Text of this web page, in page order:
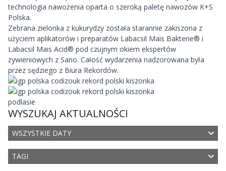
technologia nawożenia oparta o szeroką paletę nawozów K+S
Polska.
Zebrana zielonka z kukurydzy została starannie zakiszona z
użyciem aplikatorów i preparatów Labacsil Mais Bakterie® i
Labacsil Mais Acid® pod czujnym okiem ekspertów
żywieniowych z Sano. Całość wydarzenia nadzorowana była
przez sędziego z Biura Rekordów.
WYSZUKAJ AKTUALNOŚCI
WSZYSTKIE DATY
TAGI